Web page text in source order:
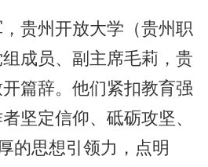
贵州开放大学（贵州职
成员、副主席毛莉，贵
篇辞。他们紧扣教育强
坚定信仰、砥砺攻坚、
的思想引领力，点明